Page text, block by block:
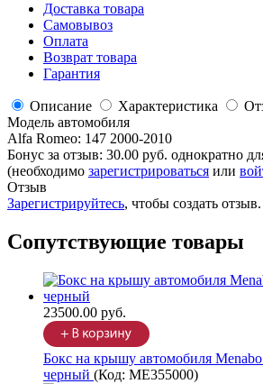
Доставка товара
Самовывоз
Оплата
Возврат товара
Гарантия
Описание Характеристика
Модель автомобиля
Alfa Romeo: 147 2000-2010
Бонус за отзыв: 30.00 руб. однократно
(необходимо зарегистрироваться или
Отзыв
Зарегистрируйтесь, чтобы создать отзыв.
Сопутствующие товары
23500.00 руб.
Бокс на крышу автомобиля
черный (Код: ME355000)